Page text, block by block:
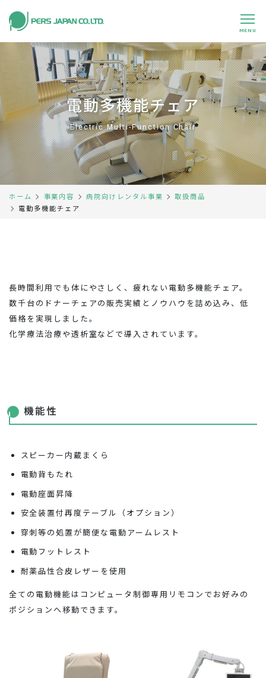
MENU
私たちの特長 About Us
事業内容 Business
事例紹介 Case
企業情報 Company
採用情報 Recruit
パートナー募集 Partners
電動多機能チェア
Electric Multi-Function Chair
ホーム 事業内容 病院向けレンタル事業
取扱商品
電動多機能チェア
長時間利用でも体にやさしく、疲れない電動多機能チェア。
数千台のドナーチェアの販売実績とノウハウを詰め込み、低
価格を実現しました。
化学療法治療や透析室などで導入されています。
機能性
スピーカー内蔵まくら
電動背もたれ
電動座面昇降
安全装置付再度テーブル（オプション）
穿刺等の処置が簡便な電動アームレスト
電動フットレスト
耐薬品性合皮レザーを使用
全ての電動機能はコンピュータ制御専用リモコンでお好みの
ポジションへ移動できます。